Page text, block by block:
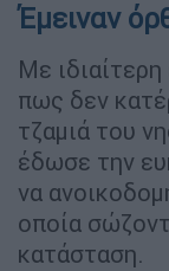
Έμειναν
Με
πως δεν
τζαμιά του
έδωσε την
να
οποία
κατάσταση.